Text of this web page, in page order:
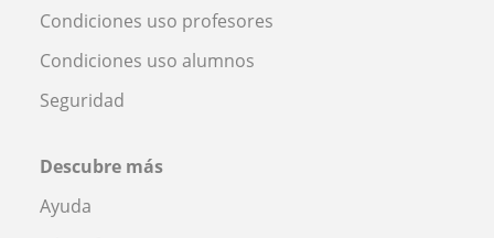
Condiciones uso profesores
Condiciones uso alumnos
Seguridad
Descubre más
Ayuda